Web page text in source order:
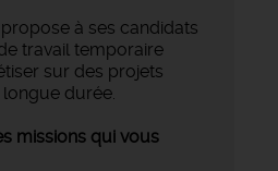
à ses candidats
travail temporaire
sur des projets
durée.
missions qui vous